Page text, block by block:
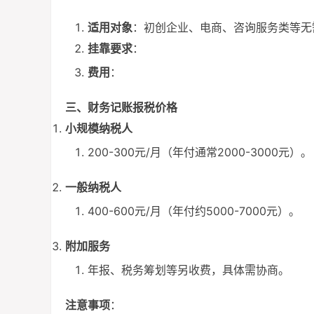
适用对象：初创企业、电商、咨询服务类等无
挂靠要求：
费用 ：
三、财务记账报税价格
小规模纳税人
200-300元/月（年付通常2000-3000元）。
一般纳税人
400-600元/月（年付约5000-7000元）。
附加服务
年报、税务筹划等另收费，具体需协商。
注意事项：